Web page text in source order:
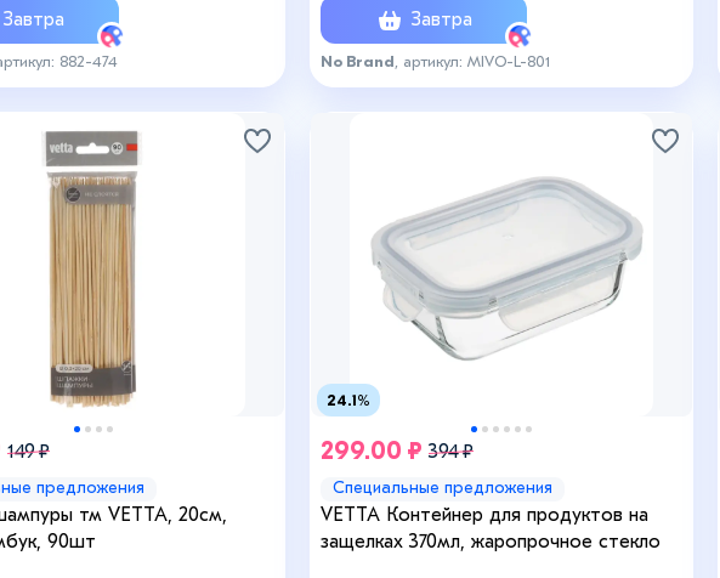
Завтра
артикул: 882-474
Завтра
No Brand , артикул: MIVO-L-801
149 ₽
предложения
тм VETTA, 20см,
90шт
24.1%
299.00 ₽ 394 ₽
Специальные предложения
VETTA Контейнер для продуктов на
защелках 370мл, жаропрочное стекло